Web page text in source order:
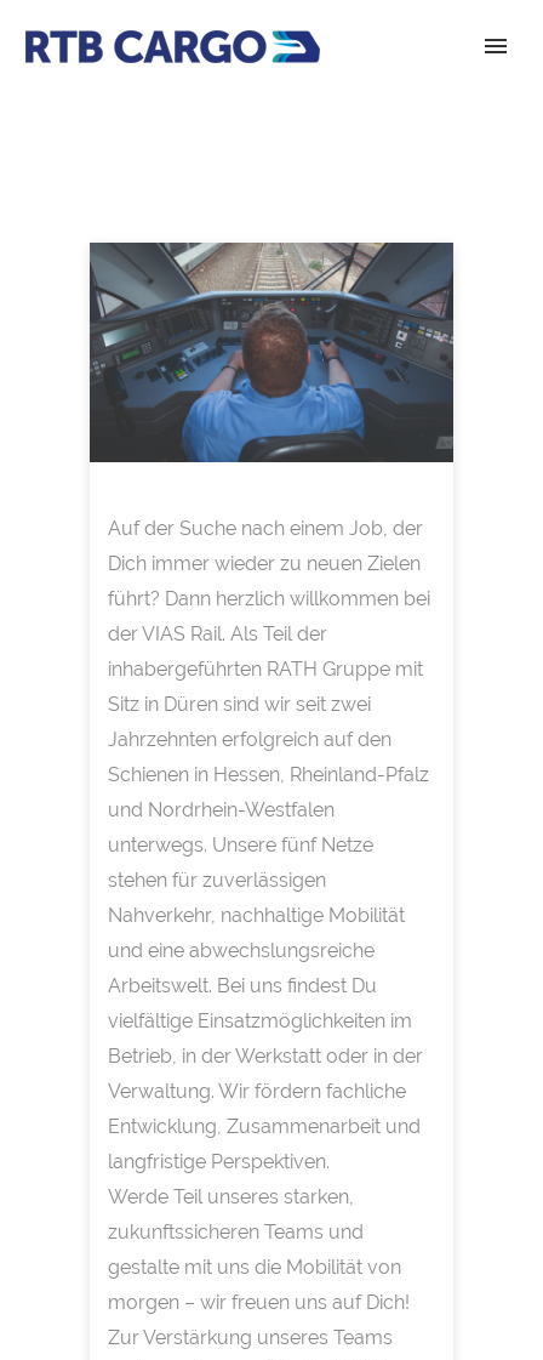
Auf der Suche nach einem Job, der
Dich immer wieder zu neuen Zielen
führt? Dann herzlich willkommen bei
der VIAS Rail. Als Teil der
inhabergeführten RATH Gruppe mit
Sitz in Düren sind wir seit zwei
Jahrzehnten erfolgreich auf den
Schienen in Hessen, Rheinland-Pfalz
und Nordrhein-Westfalen
unterwegs. Unsere fünf Netze
stehen für zuverlässigen
Nahverkehr, nachhaltige Mobilität
und eine abwechslungsreiche
Arbeitswelt. Bei uns findest Du
vielfältige Einsatzmöglichkeiten im
Betrieb, in der Werkstatt oder in der
Verwaltung. Wir fördern fachliche
Entwicklung, Zusammenarbeit und
langfristige Perspektiven.
Werde Teil unseres starken,
zukunftssicheren Teams und
gestalte mit uns die Mobilität von
morgen – wir freuen uns auf Dich!
Zur Verstärkung unseres Teams